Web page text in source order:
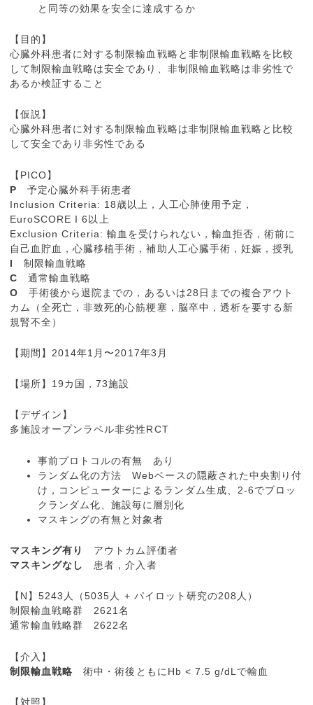
と同等の効果を安全に達成するか
【目的】
心臓外科患者に対する制限輸血戦略と非制限輸血戦略を比較
して制限輸血戦略は安全であり、非制限輸血戦略は非劣性で
あるか検証すること
【仮説】
心臓外科患者に対する制限輸血戦略は非制限輸血戦略と比較
して安全であり非劣性である
【PICO】
P 予定心臓外科手術患者
Inclusion Criteria: 18歳以上，人工心肺使用予定，
EuroSCORE I 6以上
Exclusion Criteria: 輸血を受けられない，輸血拒否，術前に
自己血貯血，心臓移植手術，補助人工心臓手術，妊娠，授乳
I
制限輸血戦略
C 通常輸血戦略
O 手術後から退院までの，あるいは28日までの複合アウト
カム（全死亡，非致死的心筋梗塞，脳卒中，透析を要する新
規腎不全）
【期間】2014年1月〜2017年3月
【場所】19カ国，73施設
【デザイン】
多施設オープンラベル非劣性RCT
事前プロトコルの有無 あり
ランダム化の方法 Webベースの隠蔽された中央割り付
け，コンピューターによるランダム生成、2-6でブロッ
クランダム化、施設毎に層別化
マスキングの有無と対象者
マスキング有り
アウトカム評価者
マスキングなし
患者，介入者
【N】5243人（5035人 + パイロット研究の208人）
制限輸血戦略群 2621名
通常輸血戦略群 2622名
【介入】
制限輸血戦略 術中・術後ともにHb < 7.5 g/dLで輸血
【対照】